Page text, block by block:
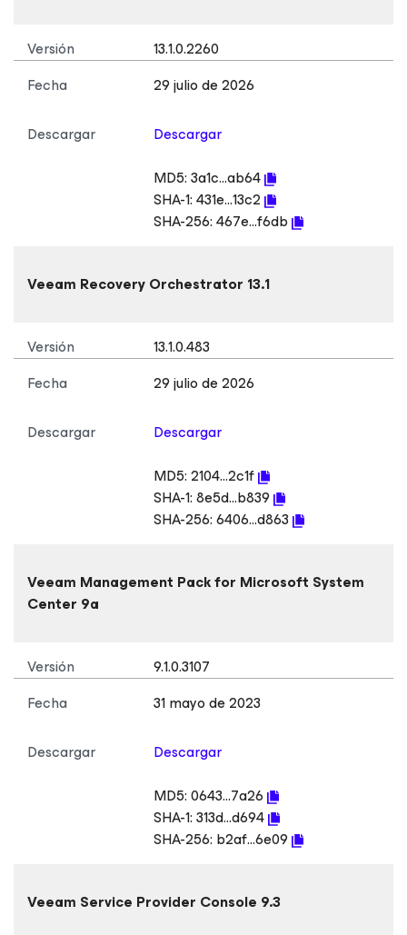
Versión
13.1.0.2260
Fecha
29 julio de 2026
Descargar
Descargar
MD5:3a1c...ab64
SHA-1:431e...13c2
SHA-256:467e...f6db
Veeam Recovery Orchestrator 13.1
Versión
13.1.0.483
Fecha
29 julio de 2026
Descargar
Descargar
MD5:2104...2c1f
SHA-1:8e5d...b839
SHA-256:6406...d863
Veeam Management Packfor Microsoft System
Center 9a
Versión
9.1.0.3107
Fecha
31 mayo de 2023
Descargar
Descargar
MD5:0643...7a26
SHA-1:313d...d694
SHA-256: b2af...6e09
Veeam Service Provider Console 9.3